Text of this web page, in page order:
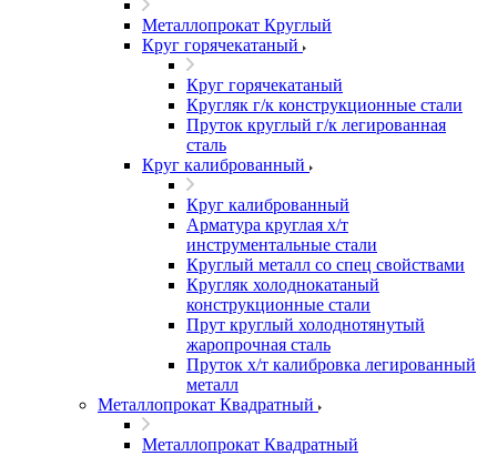
Металлопрокат Круглый
Круг горячекатаный
Круг горячекатаный
Кругляк г/к конструкционные стали
Пруток круглый г/к легированная
сталь
Круг калиброванный
Круг калиброванный
Арматура круглая х/т
инструментальные стали
Круглый металл со спец свойствами
Кругляк холоднокатаный
конструкционные стали
Прут круглый холоднотянутый
жаропрочная сталь
Пруток х/т калибровка легированный
металл
Металлопрокат Квадратный
Металлопрокат Квадратный